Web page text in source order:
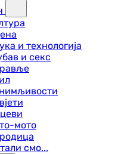
и технологија
и секс
мото
смо...